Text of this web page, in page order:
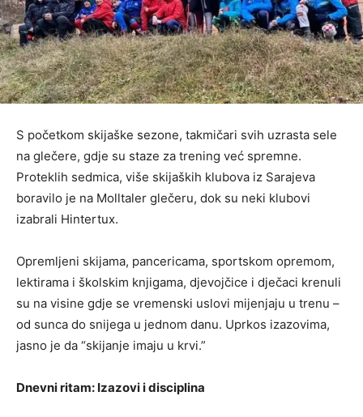
S početkom skijaške sezone, takmičari svih uzrasta sele
na glečere, gdje su staze za trening već spremne.
Proteklih sedmica, više skijaških klubova iz Sarajeva
boravilo je na Molltaler glečeru, dok su neki klubovi
izabrali Hintertux.
Opremljeni skijama, pancericama, sportskom opremom,
lektirama i školskim knjigama, djevojčice i dječaci krenuli
su na visine gdje se vremenski uslovi mijenjaju u trenu –
od sunca do snijega u jednom danu. Uprkos izazovima,
jasno je da “skijanje imaju u krvi.”
Dnevni ritam: Izazovi i disciplina